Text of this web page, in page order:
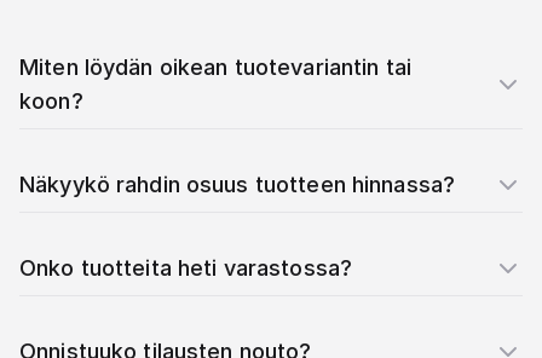
Miten löydän oikean tuotevariantin tai
koon?
Näkyykö rahdin osuus tuotteen hinnassa?
Onko tuotteita heti varastossa?
Onnistuuko tilausten nouto?